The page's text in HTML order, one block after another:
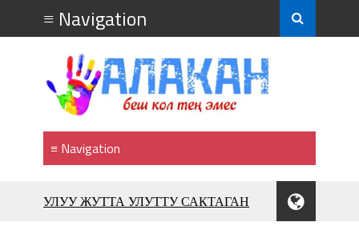
ЖУСУП АБДРАХМАНОВ